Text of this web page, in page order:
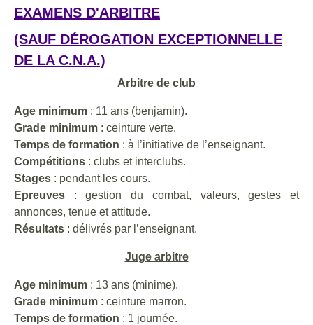
EXAMENS D'ARBITRE
(SAUF DÉROGATION EXCEPTIONNELLE
DE LA C.N.A.)
Arbitre de club
Age minimum : 11 ans (benjamin).
Grade minimum : ceinture verte.
Temps de formation : à l’initiative de l’enseignant.
Compétitions : clubs et interclubs.
Stages : pendant les cours.
Epreuves : gestion du combat, valeurs, gestes et
annonces, tenue et attitude.
Résultats : délivrés par l’enseignant.
Juge arbitre
Age minimum : 13 ans (minime).
Grade minimum : ceinture marron.
Temps de formation : 1 journée.